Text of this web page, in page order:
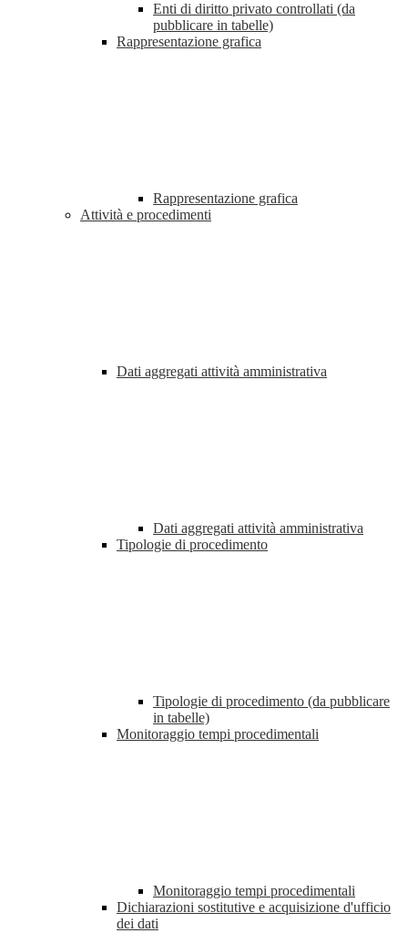
Enti di diritto privato controllati (da
pubblicare in tabelle)
Rappresentazione grafica
Rappresentazione grafica
Attività e procedimenti
Dati aggregati attività amministrativa
Dati aggregati attività amministrativa
Tipologie di procedimento
Tipologie di procedimento (da pubblicare
in tabelle)
Monitoraggio tempi procedimentali
Monitoraggio tempi procedimentali
Dichiarazioni sostitutive e acquisizione d'ufficio
dei dati